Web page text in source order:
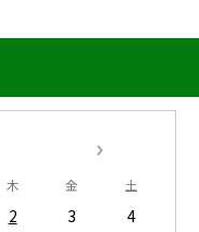
木 金 土
2 3
4